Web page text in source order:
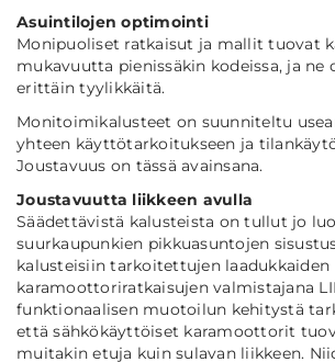
Asuintilojen optimointi
Monipuoliset ratkaisut ja mallit tuovat
mukavuutta pienissäkin kodeissa, ja ne
erittäin tyylikkäitä.
Monitoimikalusteet on suunniteltu
yhteen käyttötarkoitukseen ja
Joustavuus on tässä avainsana.
Joustavuutta liikkeen avulla
Säädettävistä kalusteista on tullut jo
suurkaupunkien pikkuasuntojen
kalusteisiin tarkoitettujen laadukkaiden
karamoottoriratkaisujen valmistajana
funktionaalisen muotoilun kehitystä
että sähkökäyttöiset karamoottorit
muitakin etuja kuin sulavan liikkeen.